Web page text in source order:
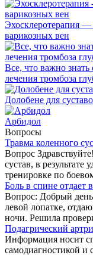
Эхосклеротерапия —
варикозных вен
Все, что важно
лечения тромбоза
Долобене для
Арбидол
Вопросы
Травма коленного
Вопрос
сустав, в результате
тренировке по
Боль в спине отдает
Вопрос: Добрый
левой лопатке,
ночи. Решила
Подагрический
Информация носит
самодиагностикой и